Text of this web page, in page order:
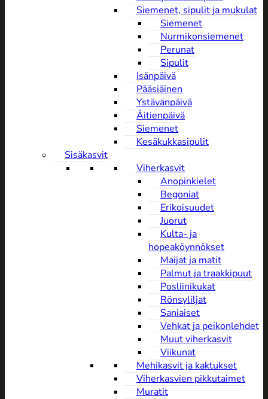
Siemenet, sipulit ja mukulat
Siemenet
Nurmikonsiemenet
Perunat
Sipulit
Isänpäivä
Pääsiäinen
Ystävänpäivä
Äitienpäivä
Siemenet
Kesäkukkasipulit
Sisäkasvit
Viherkasvit
Anopinkielet
Begoniat
Erikoisuudet
Juorut
Kulta- ja
hopeaköynnökset
Maijat ja matit
Palmut ja traakkipuut
Posliinikukat
Rönsyliljat
Saniaiset
Vehkat ja peikonlehdet
Muut viherkasvit
Viikunat
Mehikasvit ja kaktukset
Viherkasvien pikkutaimet
Muratit